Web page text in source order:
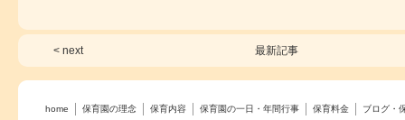
< next 最新記事
home 保育園の理念 保育内容 保育園の一日・年間行事 保育料金
ブログ・